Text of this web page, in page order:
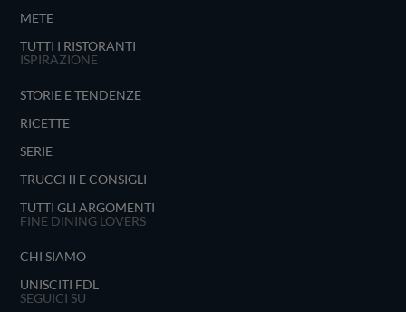
METE
TUTTI I RISTORANTI
ISPIRAZIONE
STORIE E TENDENZE
RICETTE
SERIE
TRUCCHI E CONSIGLI
TUTTI GLI ARGOMENTI
FINE DINING LOVERS
CHI SIAMO
UNISCITI FDL
SEGUICI SU